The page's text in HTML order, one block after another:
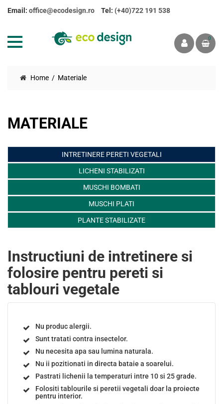
Email: office@ecodesign.ro Tel: (+40)722 191 538
0
Home Materiale
MATERIALE
INTRETINERE PERETI VEGETALI
LICHENI STABILIZATI
MUSCHI BOMBATI
MUSCHI PLATI
PLANTE STABILIZATE
Instructiuni de intretinere si
folosire pentru pereti si
tablouri vegetale
Nu produc alergii.
Sunt tratati contra insectelor.
Nu necesita apa sau lumina naturala.
Nu ii pozitionati in directa bataie a soarelui.
Pastrati lichenii la temperaturi intre 10 si 25 grade.
Folositi tablourile si peretii vegetali doar la proiecte
pentru interior.